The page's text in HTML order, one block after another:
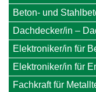
Beton- und
Dachdecker/in –
Elektroniker/in für
Elektroniker/in für
Fachkraft für